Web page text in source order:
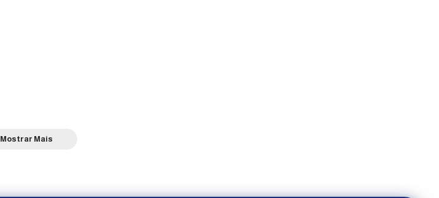
Mostrar Mais